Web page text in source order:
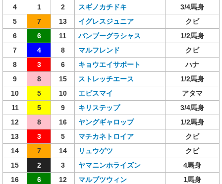
4
1 2 スギノカチドキ
3/4馬身
5
7 13 イグレスジュニア
クビ
6
6 11 バンブーグラシャス
1/2馬身
7
4 8 マルフレンド
クビ
8
3 6 キョウエイサポート
ハナ
9
8 15 ストレッチエース
1/2馬身
10
5 10 エビスマイ
アタマ
11
5 9 キリステップ
3/4馬身
12
8 16 ヤングギャロップ
1/2馬身
13
3 5 マチカネトロイア
クビ
14
7 14 リュウゲツ
クビ
15
2 3 ヤマニンホライズン
4馬身
16
6 12 マルブツウィン 1馬身